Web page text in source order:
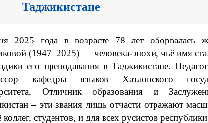
Таджикистане
2025 года в возрасте 78 лет оборвалась
(1947–2025) — человека-эпохи, чьё имя
его преподавания в Таджикистане.
кафедры языков Хатлонского
Отличник образования и
– эти звания лишь отчасти отражают
коллег, студентов, и для всех русистов